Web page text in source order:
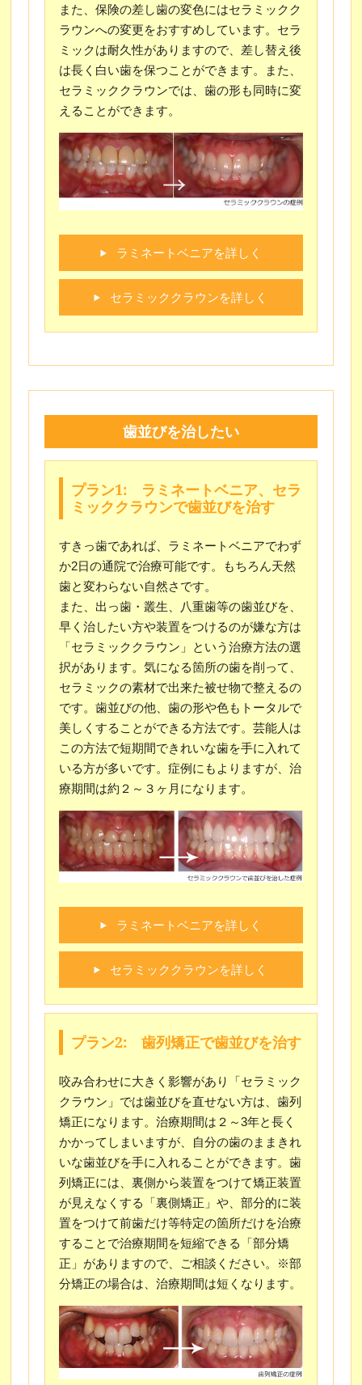
また、保険の差し歯の変色にはセラミックク
ラウンへの変更をおすすめしています。セラ
ミックは耐久性がありますので、差し替え後
は長く白い歯を保つことができます。また、
セラミッククラウンでは、歯の形も同時に変
えることができます。
ラミネートベニアを詳しく
セラミッククラウンを詳しく
歯並びを治したい
プラン1: ラミネートベニア、セラ
ミッククラウンで歯並びを治す
すきっ歯であれば、ラミネートベニアでわず
か2日の通院で治療可能です。もちろん天然
歯と変わらない自然さです。
また、出っ歯・叢生、八重歯等の歯並びを、
早く治したい方や装置をつけるのが嫌な方は
「セラミッククラウン」という治療方法の選
択があります。気になる箇所の歯を削って、
セラミックの素材で出来た被せ物で整えるの
です。歯並びの他、歯の形や色もトータルで
美しくすることができる方法です。芸能人は
この方法で短期間できれいな歯を手に入れて
いる方が多いです。症例にもよりますが、治
療期間は約２～３ヶ月になります。
ラミネートベニアを詳しく
セラミッククラウンを詳しく
プラン2: 歯列矯正で歯並びを治す
咬み合わせに大きく影響があり「セラミック
クラウン」では歯並びを直せない方は、歯列
矯正になります。治療期間は２～3年と長く
かかってしまいますが、自分の歯のままきれ
いな歯並びを手に入れることができます。歯
列矯正には、裏側から装置をつけて矯正装置
が見えなくする「裏側矯正」や、部分的に装
置をつけて前歯だけ等特定の箇所だけを治療
することで治療期間を短縮できる「部分矯
正」がありますので、ご相談ください。※部
分矯正の場合は、治療期間は短くなります。